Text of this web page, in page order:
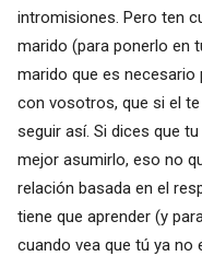
intromisiones. Pero ten
marido (para ponerlo en
marido que es necesario
con vosotros, que si el
seguir así. Si dices que
mejor asumirlo, eso no
relación basada en el
tiene que aprender (y
cuando vea que tú ya